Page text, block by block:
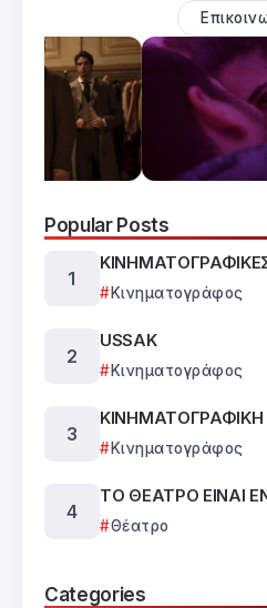
Popular Posts
Κινηματογράφος
USSAK
Κινηματογράφος
ΚΙΝΗΜΑΤΟΓΡΑΦΙΚΗ
Κινηματογράφος
ΤΟ ΘΕΑΤΡΟ ΕΙΝΑΙ
Θέατρο
Categories